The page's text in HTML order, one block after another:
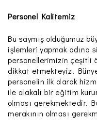
Personel Kalitemiz
Bu saymış olduğumuz
işlemleri yapmak adına
personellerimizin çeşitli
dikkat etmekteyiz.
personelin ilk olarak
ile alakalı bir eğitim
olması gerekmektedir.
merakının olması